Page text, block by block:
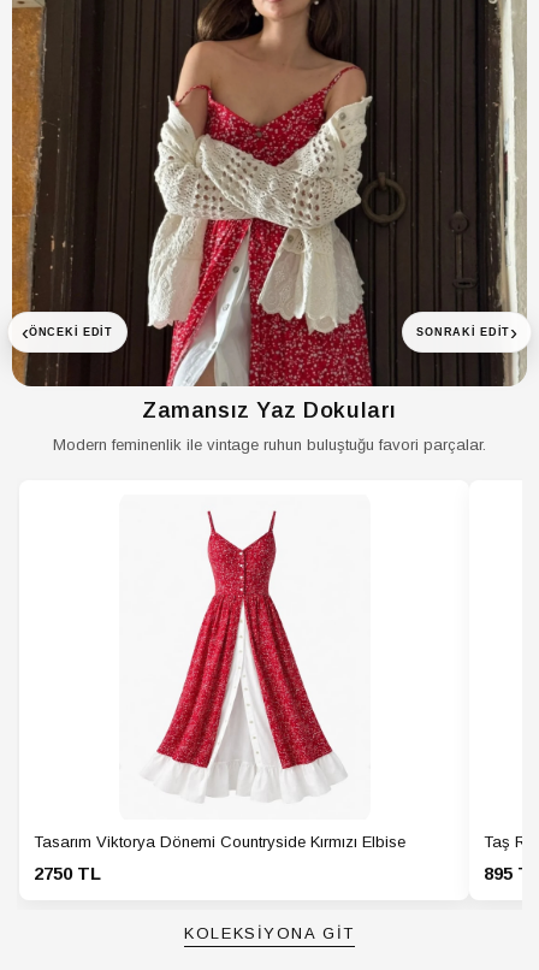
‹ÖNCEKI EDIT
Zamansız Yaz Dokuları
Modern feminenlik ile vintage ruhun buluştuğu favori parçalar.
Tasarım Viktorya Dönemi Countryside Kırmızı Elbise
2750 TL
Taş
895
KOLEKSİYONA GİT
SONRAKI EDIT ›